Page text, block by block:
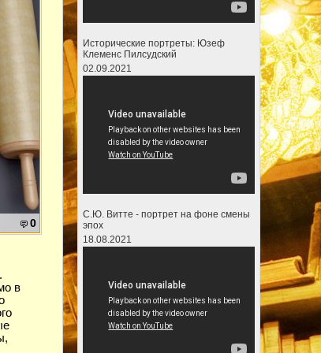
0
в
Исторические портреты: Юзеф
Клеменс Пилсудский
02.09.2021
С.Ю. Витте - портрет на фоне смены
эпох
18.08.2021